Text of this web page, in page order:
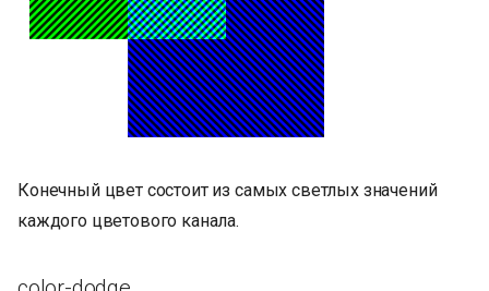
Конечный цвет состоит из самых светлых значений
каждого цветового канала.